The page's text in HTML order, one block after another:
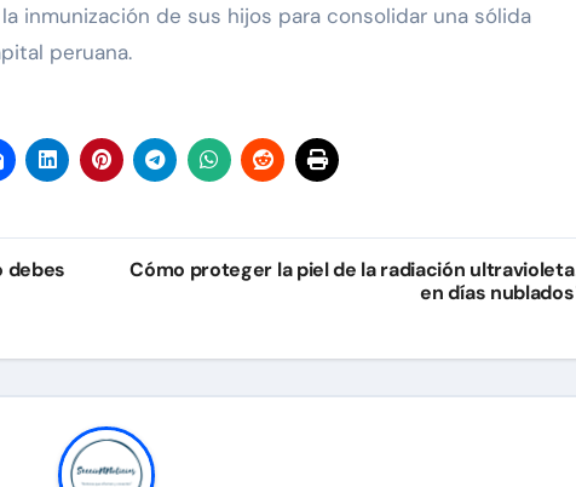
inmunización de sus hijos para consolidar una sólida
peruana.
debes
Cómo proteger la piel de la radiación ultravioleta
en días nublados